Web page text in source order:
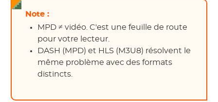
Note :
MPD ≠ vidéo. C'est une feuille de route
pour votre lecteur.
DASH (MPD) et HLS (M3U8) résolvent le
même problème avec des formats
distincts.